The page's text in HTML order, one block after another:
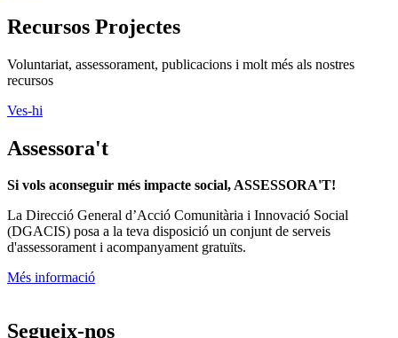
Recursos Projectes
Voluntariat, assessorament, publicacions i molt més als nostres
recursos
Ves-hi
Assessora't
Si vols aconseguir més impacte social, ASSESSORA'T!
La Direcció General d’Acció Comunitària i Innovació Social
(DGACIS) posa a la teva disposició un conjunt de serveis
d'assessorament i acompanyament gratuïts.
Més informació
Segueix-nos